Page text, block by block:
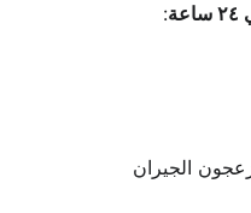
:
الجيران